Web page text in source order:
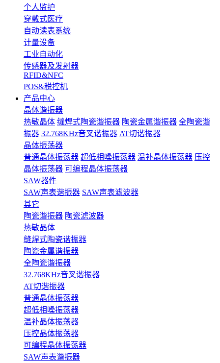
个人监护
穿戴式医疗
自动读表系统
计量设备
工业自动化
传感器及发射器
RFID&NFC
POS&税控机
产品中心
晶体谐振器
热敏晶体 缝焊式陶瓷谐振器 陶瓷金属谐振器 全陶瓷谐
振器 32.768KHz音叉谐振器 AT切谐振器
晶体振荡器
普通晶体振荡器 超低相噪振荡器 温补晶体振荡器 压控
晶体振荡器 可编程晶体振荡器
SAW器件
SAW声表谐振器 SAW声表滤波器
其它
陶瓷谐振器 陶瓷滤波器
热敏晶体
缝焊式陶瓷谐振器
陶瓷金属谐振器
全陶瓷谐振器
32.768KHz音叉谐振器
AT切谐振器
普通晶体振荡器
超低相噪振荡器
温补晶体振荡器
压控晶体振荡器
可编程晶体振荡器
SAW声表谐振器